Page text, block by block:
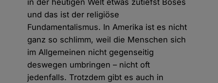
in der heutigen Welt etwas zutiefst Böses
und das ist der religiöse
Fundamentalismus. In Amerika ist es nicht
ganz so schlimm, weil die Menschen sich
im Allgemeinen nicht gegenseitig
deswegen umbringen – nicht oft
jedenfalls. Trotzdem gibt es auch in